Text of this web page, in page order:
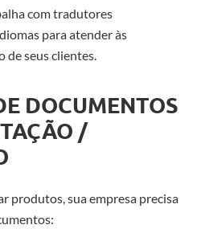
com tradutores
para atender às
de seus clientes.
DOCUMENTOS
/
produtos, sua empresa precisa